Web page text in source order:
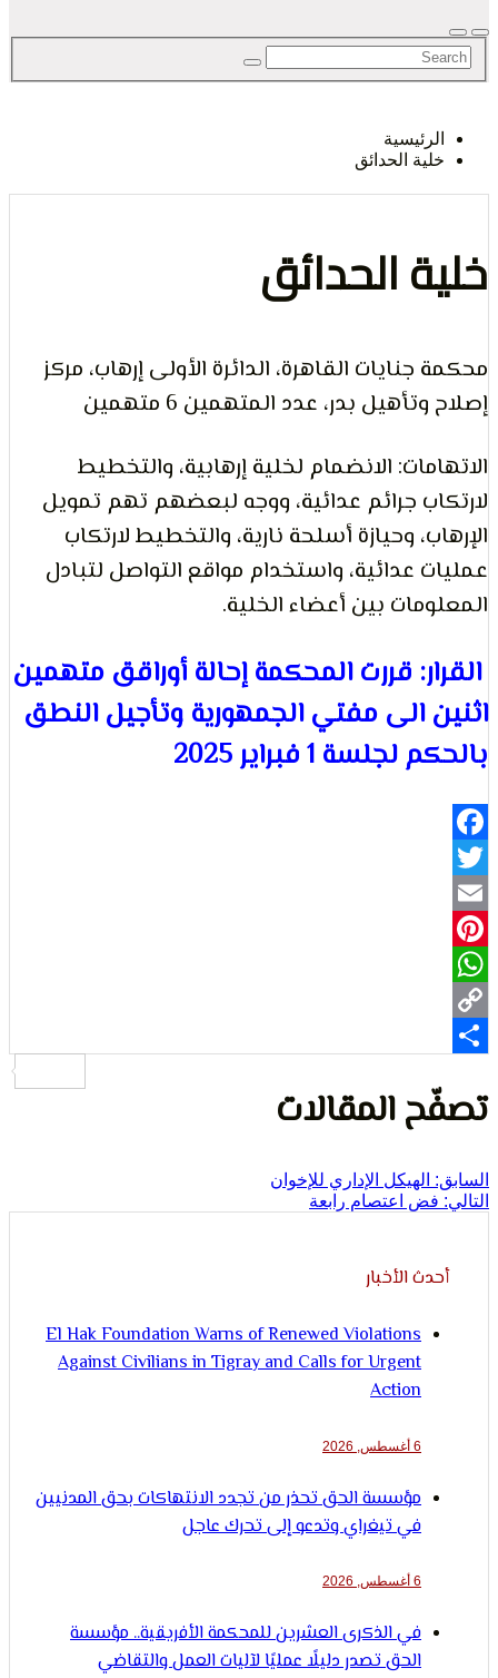
و
الحدائق
الحدائق
القاهرة، الدائرة الأولى إرهاب، مركز
بدر، عدد المتهمين 6 متهمين
الانضمام لخلية إرهابية، والتخطيط
جرائم عدائية، ووجه لبعضهم تهم تمويل
وحيازة أسلحة نارية، والتخطيط لارتكاب
عدائية، واستخدام مواقع التواصل لتبادل
بين أعضاء الخلية.
قررت المحكمة إحالة أوراقق متهمين
الى مفتي الجمهورية وتأجيل النطق
1 فبراير 2025
المقالات
الهيكل الإداري للإخوان
اعتصام رابعة
الأخبار
El Hak Foundation Warns of Renewed Violations
Against Civilians in Tigray and Calls for Urgent
مؤسسة الحق تحذر من تجدد الانتهاكات بحق المدنيين
في تيغراي وتدعو إلى تحرك عاجل
في الذكرى العشرين للمحكمة الأفريقية.. مؤسسة
الحق تصدر دليلًا عمليًا لآليات العمل والتقاضي